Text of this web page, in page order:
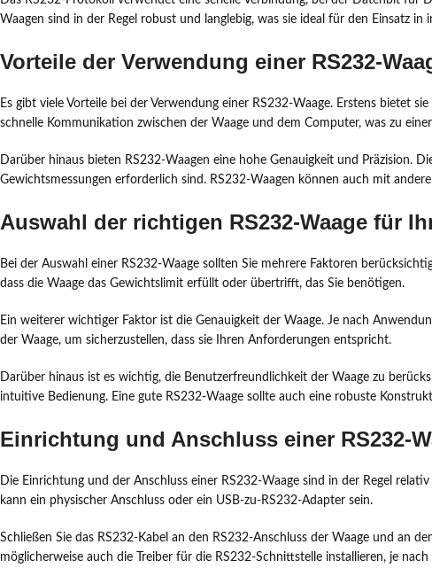
Waagen sind in der Regel robust und langlebig, was sie ideal für den Einsatz in
Vorteile der Verwendung einer RS232-
Es gibt viele Vorteile bei der Verwendung einer RS232-Waage. Erstens bietet
schnelle Kommunikation zwischen der Waage und dem Computer, was zu
Darüber hinaus bieten RS232-Waagen eine hohe Genauigkeit und Präzision.
Gewichtsmessungen erforderlich sind. RS232-Waagen können auch mit
Auswahl der richtigen RS232-Waage für
Bei der Auswahl einer RS232-Waage sollten Sie mehrere Faktoren
dass die Waage das Gewichtslimit erfüllt oder übertrifft, das Sie benötigen.
Ein weiterer wichtiger Faktor ist die Genauigkeit der Waage. Je nach
der Waage, um sicherzustellen, dass sie Ihren Anforderungen entspricht.
Darüber hinaus ist es wichtig, die Benutzerfreundlichkeit der Waage zu
intuitive Bedienung. Eine gute RS232-Waage sollte auch eine robuste
Einrichtung und Anschluss einer RS232-
Die Einrichtung und der Anschluss einer RS232-Waage sind in der Regel
kann ein physischer Anschluss oder ein USB-zu-RS232-Adapter sein.
Schließen Sie das RS232-Kabel an den RS232-Anschluss der Waage und an
möglicherweise auch die Treiber für die RS232-Schnittstelle installieren, je